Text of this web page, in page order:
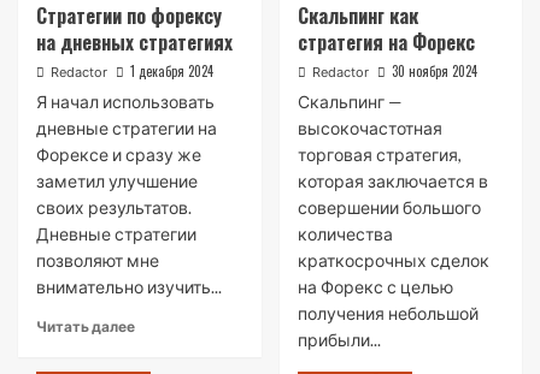
Все
лучшие
стратегии
для
рынка
Форекс
Стратегии по форексу
на дневных стратегиях
Redactor 1 декабря 2024
Я начал использовать
дневные стратегии на
Форексе и сразу же
заметил улучшение
своих результатов.
Дневные стратегии
позволяют мне
внимательно изучить...
Читать далееRead
about
Скальпинг как
стратегия на Форекс
Redactor 30 ноября 2024
Скальпинг —
высокочастотная
торговая стратегия,
которая заключается в
совершении большого
количества
краткосрочных сделок
на Форекс с целью
получения небольшой
прибыли...